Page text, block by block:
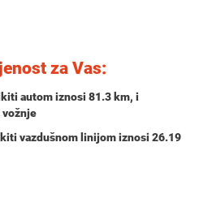
za Vas:
autom iznosi 81.3 km, i
vožnje
vazdušnom linijom iznosi 26.19